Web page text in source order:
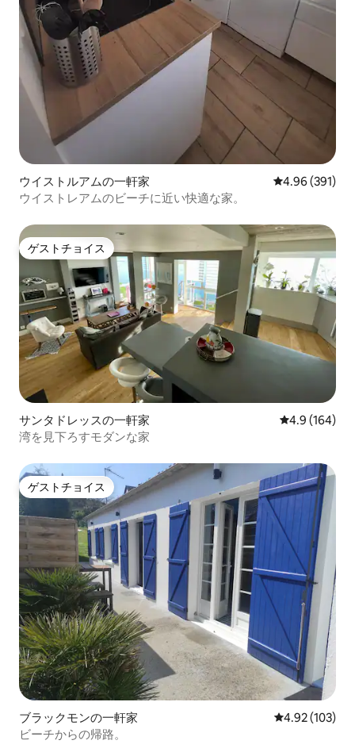
ウイストルアムの一軒家 レビュー391
4.96 (391)
ウイストレアムのビーチに近い快適な家。
ゲストチョイス
ゲストチョイス
サンタドレッスの一軒家 レビュー164
4.9 (164)
湾を見下ろすモダンな家
ゲストチョイス
ゲストチョイス
ブラックモンの一軒家 レビュー103
4.92 (103)
ビーチからの帰路。